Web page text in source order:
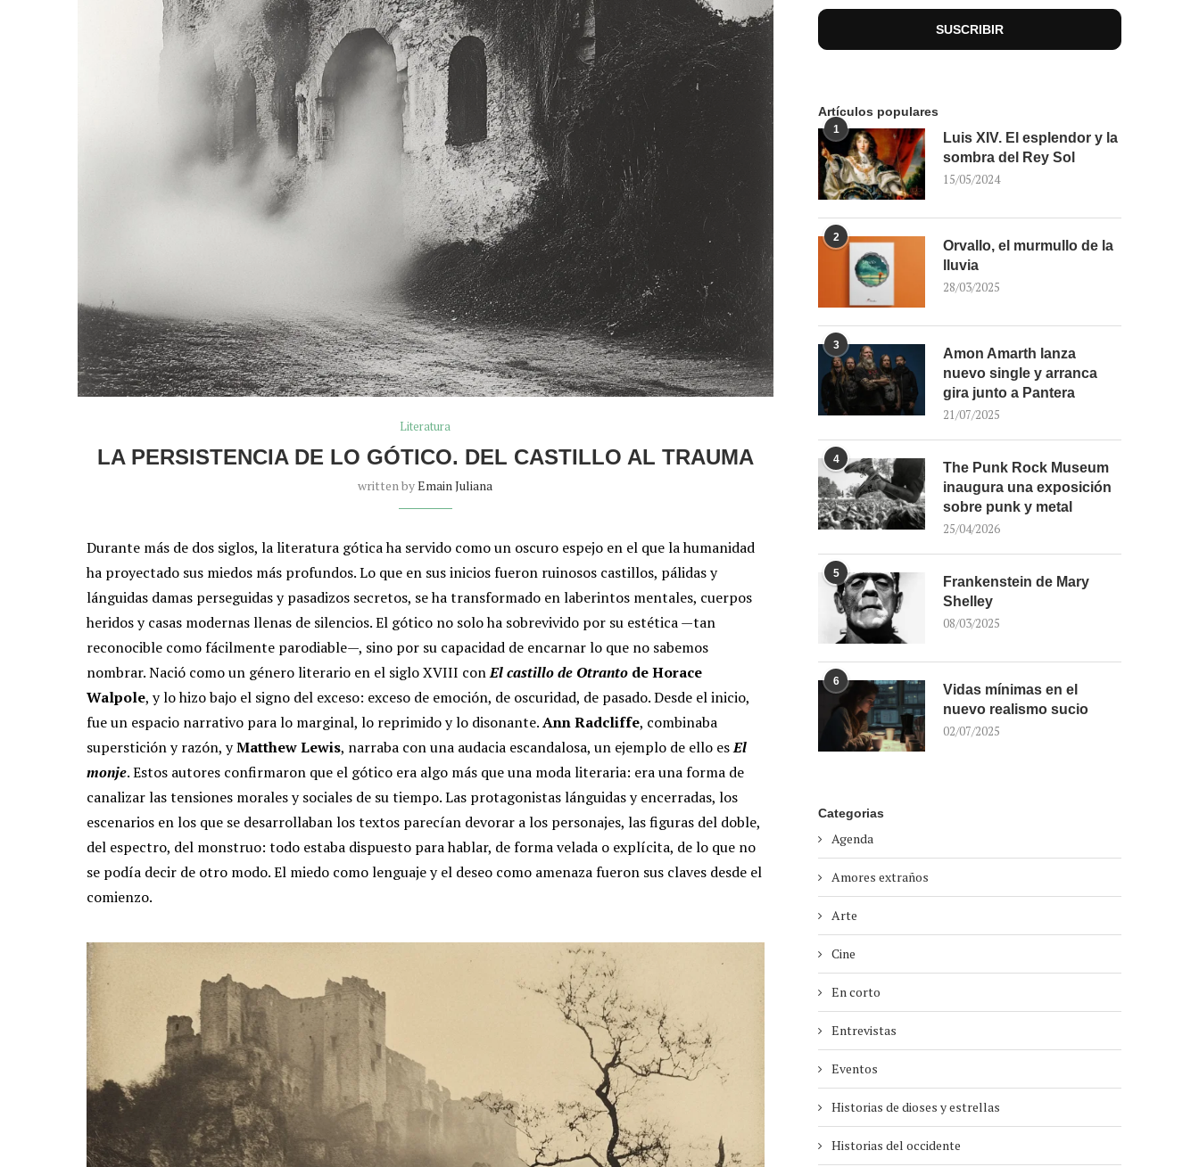
Literatura
LA PERSISTENCIA DE LO GÓTICO. DEL CASTILLO AL TRAUMA
written byEmain Juliana
Durante más de dos siglos, la literatura gótica ha servido como un oscuro espejo en el que la humanidad
ha proyectado sus miedos más profundos. Lo que en sus inicios fueron ruinosos castillos, pálidas y
lánguidas damas perseguidas y pasadizos secretos, se ha transformado en laberintos mentales, cuerpos
heridos y casas modernas llenas de silencios.El gótico no solo ha sobrevivido por su estética —tan
reconocible como fácilmente parodiable—, sino por su capacidad de encarnar lo que no sabemos
nombrar. Nació como un género literario en el siglo XVIII conEl castillo de Otranto de Horace
Walpole, y lo hizo bajo el signo del exceso: exceso de emoción, de oscuridad, de pasado.Desde el inicio,
fue un espacio narrativo para lo marginal, lo reprimido y lo disonante.Ann Radcliffe, combinaba
superstición y razón, yMatthew Lewis, narraba con una audacia escandalosa, un ejemplo de ello esEl
monje. Estos autores confirmaron que el gótico era algo más que una moda literaria: era una forma de
canalizar las tensiones morales y sociales de su tiempo.Las protagonistas lánguidas y encerradas, los
escenarios en los que se desarrollaban los textos parecían devorar a los personajes, las figuras del doble,
del espectro, del monstruo: todo estaba dispuesto para hablar, de forma velada o explícita, de lo que no
se podía decir de otro modo.El miedo como lenguaje y el deseo como amenaza fueron sus claves desde el
comienzo.
Artículos populares
1
Luis XIV. El esplendor y la
sombra del Rey Sol
15/05/2024
2
Orvallo, el murmullo de la
lluvia
28/03/2025
3
Amon Amarth lanza
nuevo single y arranca
gira junto a Pantera
21/07/2025
4
The Punk Rock Museum
inaugura una exposición
sobre punk y metal
25/04/2026
5
Frankenstein de Mary
Shelley
08/03/2025
6
Vidas mínimas en el
nuevo realismo sucio
02/07/2025
Categorias
Agenda
Amores extraños
Arte
Cine
En corto
Entrevistas
Eventos
Historias de dioses y estrellas
Historias del occidente